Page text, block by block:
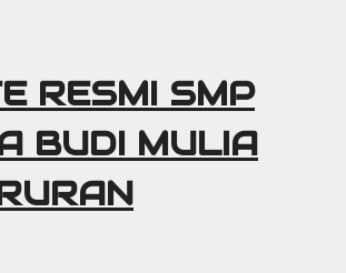
RESMI SMP
BUDI MULIA